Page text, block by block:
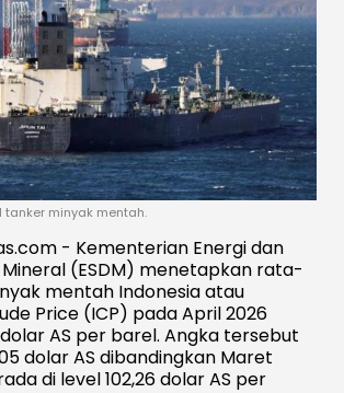
minyak mentah.
- Kementerian Energi dan
(ESDM) menetapkan rata-
mentah Indonesia atau
Price (ICP) pada April 2026
dolar AS per barel. Angka tersebut
dolar AS dibandingkan Maret
di level 102,26 dolar AS per